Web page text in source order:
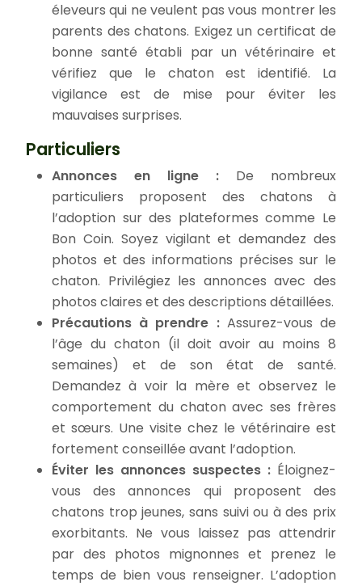
éleveurs qui ne veulent pas vous montrer les
parents des chatons. Exigez un certificat de
bonne santé établi par un vétérinaire et
vérifiez que le chaton est identifié. La
vigilance est de mise pour éviter les
mauvaises surprises.
Particuliers
Annonces en ligne : De nombreux
particuliers proposent des chatons à
l’adoption sur des plateformes comme Le
Bon Coin. Soyez vigilant et demandez des
photos et des informations précises sur le
chaton. Privilégiez les annonces avec des
photos claires et des descriptions détaillées.
Précautions à prendre : Assurez-vous de
l’âge du chaton (il doit avoir au moins 8
semaines) et de son état de santé.
Demandez à voir la mère et observez le
comportement du chaton avec ses frères
et sœurs. Une visite chez le vétérinaire est
fortement conseillée avant l’adoption.
Éviter les annonces suspectes : Éloignez-
vous des annonces qui proposent des
chatons trop jeunes, sans suivi ou à des prix
exorbitants. Ne vous laissez pas attendrir
par des photos mignonnes et prenez le
temps de bien vous renseigner. L’adoption